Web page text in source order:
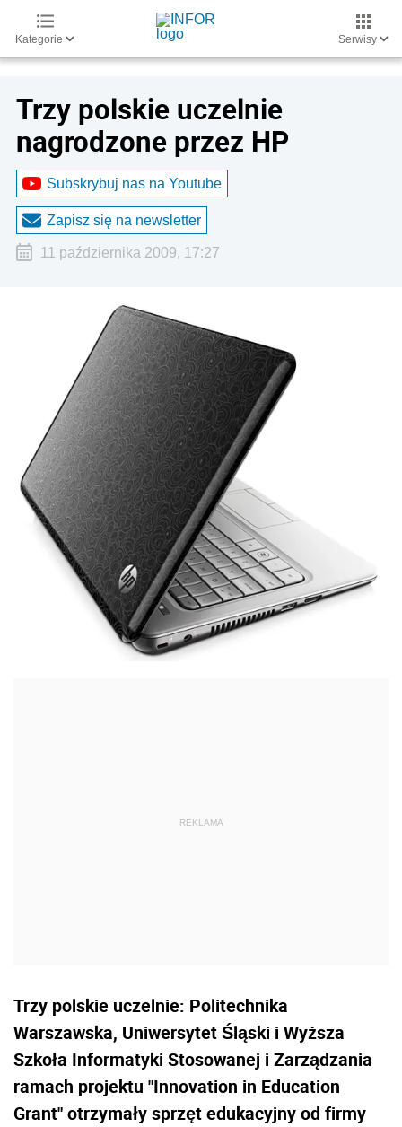
Kategorie Serwisy
Trzy polskie uczelnie
nagrodzone przez HP
Subskrybuj nas na Youtube
Zapisz się na newsletter
11 października 2009, 17:27
Trzy polskie uczelnie: Politechnika
Warszawska, Uniwersytet Śląski i Wyższa
Szkoła Informatyki Stosowanej i Zarządzania
ramach projektu "Innovation in Education
Grant" otrzymały sprzęt edukacyjny od firmy